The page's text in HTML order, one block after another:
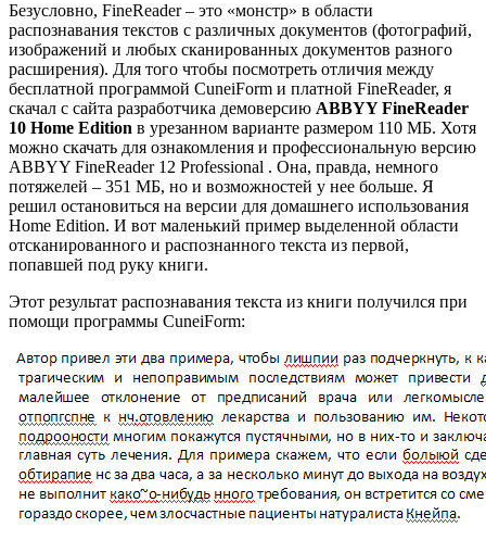
Безусловно, FineReader – это «монстр» в области
распознавания текстов с различных документов (фотографий,
изображений и любых сканированных документов разного
расширения). Для того чтобы посмотреть отличия между
бесплатной программой CuneiForm и платной FineReader, я
скачал с сайта разработчика демоверсию ABBYY FineReader
10 Home Edition в урезанном варианте размером 110 МБ. Хотя
можно скачать для ознакомления и профессиональную версию
ABBYY FineReader 12 Professional . Она, правда, немного
потяжелей – 351 МБ, но и возможностей у нее больше. Я
решил остановиться на версии для домашнего использования
Home Edition. И вот маленький пример выделенной области
отсканированного и распознанного текста из первой,
попавшей под руку книги.
Этот результат распознавания текста из книги получился при
помощи программы CuneiForm: